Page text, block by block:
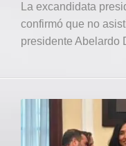
Registro ISSN: 2711-
La excandidata
confirmó que no
presidente Abelardo